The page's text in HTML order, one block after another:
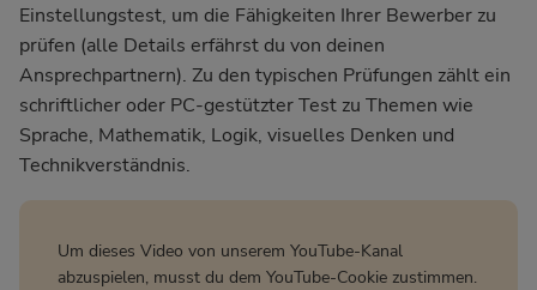
Einstellungstest, um die Fähigkeiten Ihrer Bewerber zu
prüfen (alle Details erfährst du von deinen
Ansprechpartnern). Zu den typischen Prüfungen zählt ein
schriftlicher oder PC-gestützter Test zu Themen wie
Sprache, Mathematik, Logik, visuelles Denken und
Technikverständnis.
Um dieses Video von unserem YouTube-Kanal
abzuspielen, musst du dem YouTube-Cookie zustimmen.